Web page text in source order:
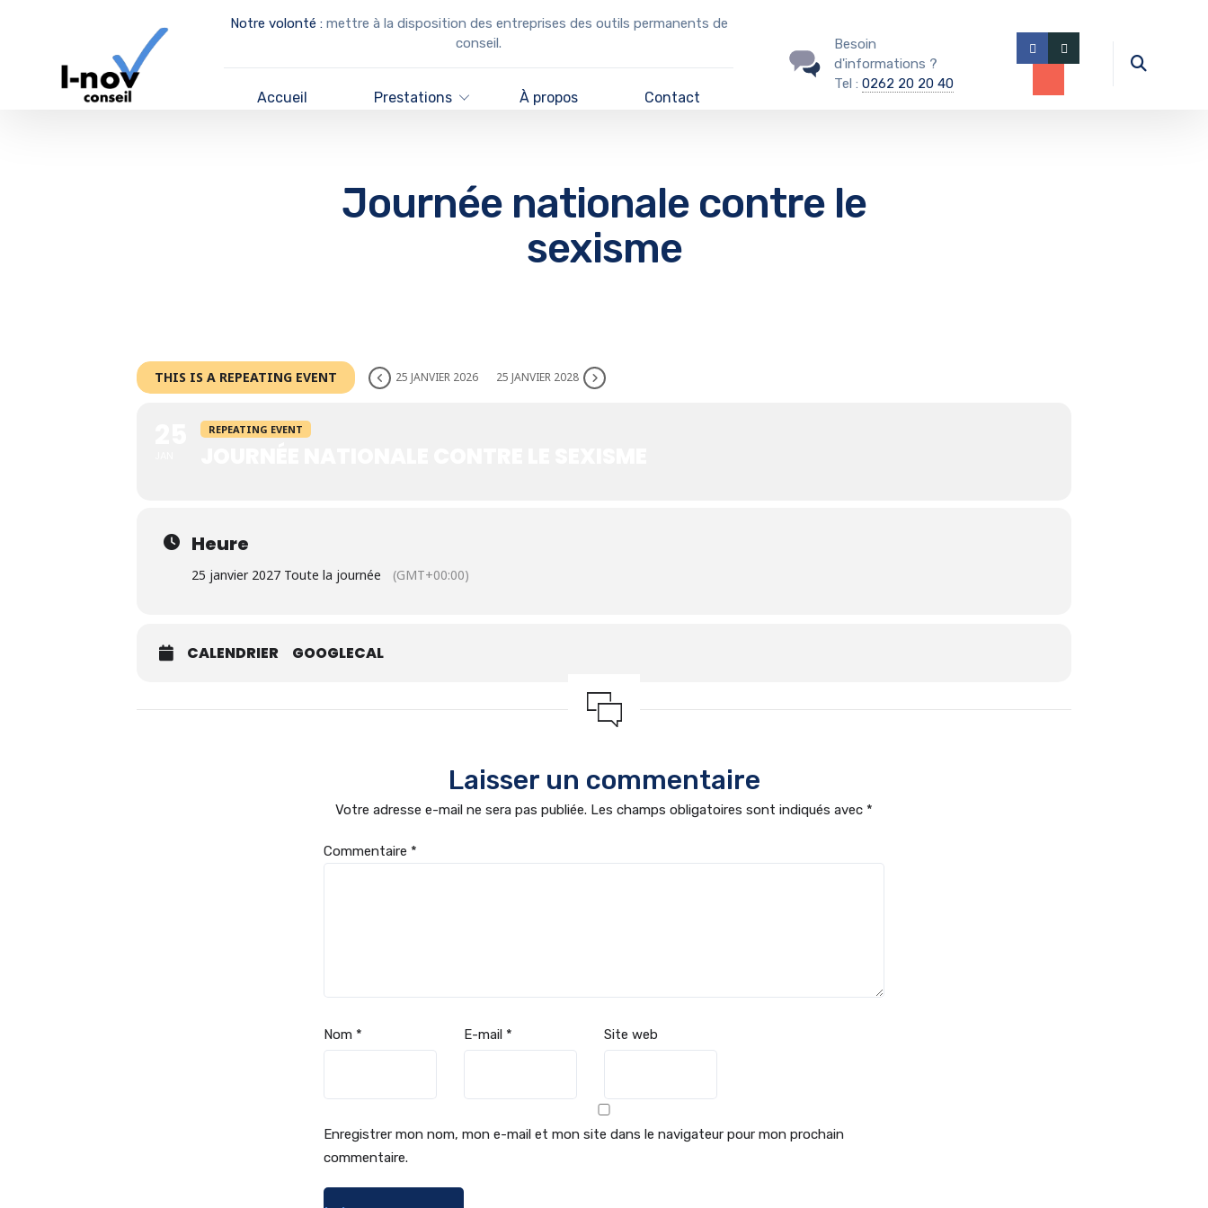
Notre volonté :mettre à la disposition des entreprises des outils permanents de
conseil.
Accueil Prestations À propos Contact
Besoin
d'informations ?
Tel :0262 20 20 40
Journée nationale contre le
sexisme
THIS IS A REPEATING EVENT 25 JANVIER 2026 25 JANVIER 2028
REPEATING EVENT
Heure
25 janvier 2027 Toute la journée (GMT+00:00)
CALENDRIER GOOGLECAL
Laisser un commentaire
Votre adresse e-mail ne sera pas publiée. Les champs obligatoires sont indiqués avec *
Commentaire *
Nom * E-mail * Site web
Enregistrer mon nom, mon e-mail et mon site dans le navigateur pour mon prochain
commentaire.